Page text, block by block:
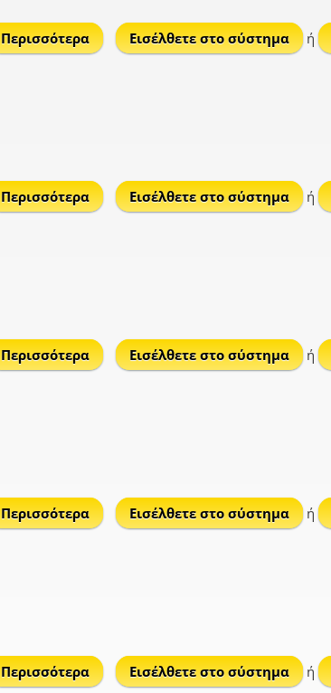
Περισσότεραγια Χούσουλα
Εισέλθετε στο σύστημα ή
Περισσότεραγια ΚολόναΕισέλθετε στο σύστημα ή
Περισσότεραγια Αποκοφτό
Εισέλθετε στο σύστημα ή
Περισσότεραγια ΒαθήΕισέλθετε στο σύστημα ή
Περισσότεραγια Φούρνοι
Εισέλθετε στο σύστημα ή